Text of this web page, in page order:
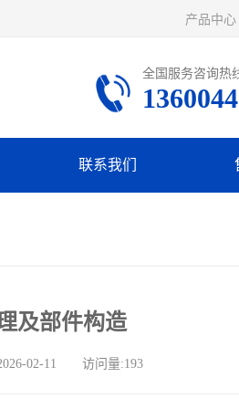
产品中心
全国服务咨询热
联系我们
及部件构造
02-11 访问量:193